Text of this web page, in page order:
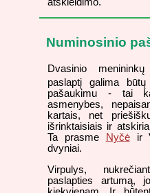
Numinosinio
Dvasinio
paslaptį galima būtų
pašaukimu - tai
asmenybes,
kartais, net
išrinktaisiais ir
Ta prasme
Nyčėir
dvyniai.
Virpulys,
paslapties artumą,